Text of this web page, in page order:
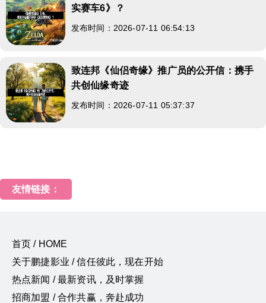
实赛车6》？
发布时间：2026-07-11 06:54:13
致连邦《仙侣奇缘》推广员的公开信：携手
共创仙缘奇迹
发布时间：2026-07-11 05:37:37
友情链接：
首页 / HOME
关于鹏捷影业 / 信任彼此，现在开始
热点新闻 / 最新资讯，及时掌握
招商加盟 / 合作共赢，奔赴成功